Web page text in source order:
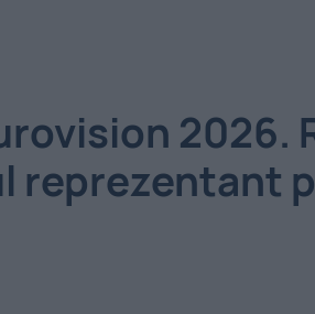
2026.
reprezentant